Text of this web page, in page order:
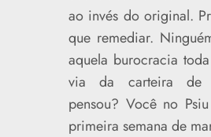
ao invés do original.
que remediar.
aquela burocracia
via da carteira de
pensou? Você no
primeira semana de